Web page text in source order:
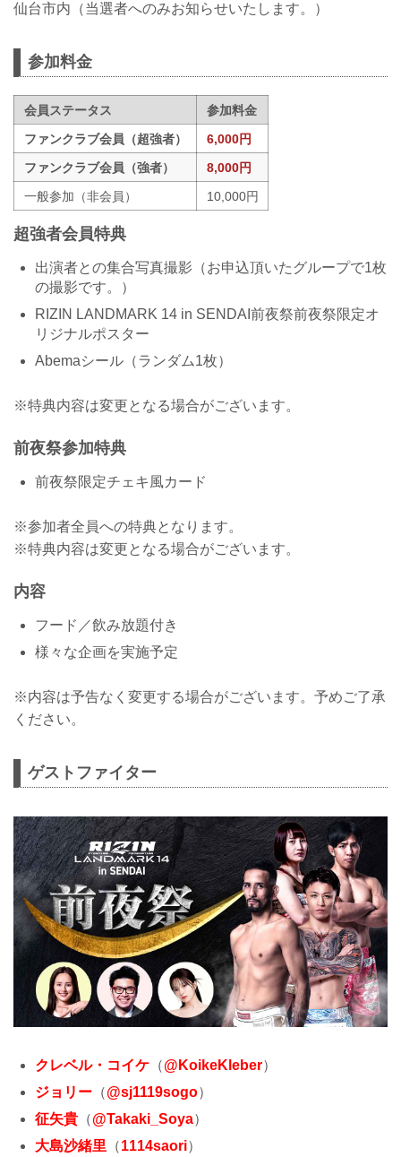
仙台市内（当選者へのみお知らせいたします。）
参加料金
会員ステータス
参加料金
ファンクラブ会員（超強者）
6,000円
ファンクラブ会員（強者）
8,000円
一般参加（非会員）
10,000円
超強者会員特典
出演者との集合写真撮影（お申込頂いたグループで1枚
の撮影です。）
RIZIN LANDMARK 14 in SENDAI前夜祭前夜祭限定オ
リジナルポスター
Abemaシール（ランダム1枚）
※特典内容は変更となる場合がございます。
前夜祭参加特典
前夜祭限定チェキ風カード
※参加者全員への特典となります。
※特典内容は変更となる場合がございます。
内容
フード／飲み放題付き
様々な企画を実施予定
※内容は予告なく変更する場合がございます。予めご了承
ください。
ゲストファイター
クレベル・コイケ （@KoikeKleber）
ジョリー （@sj1119sogo）
征矢貴 （@Takaki_Soya）
大島沙緒里 （1114saori）